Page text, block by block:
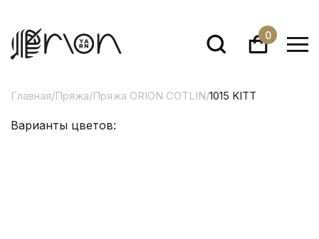
0
Главная/Пряжа/Пряжа ORION COTLIN/1015 KITT
Варианты цветов: